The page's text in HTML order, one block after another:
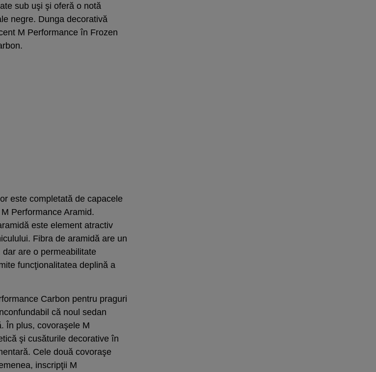
sub uşi şi oferă o notă
negre. Dunga decorativă
M Performance în Frozen
este completată de capacele
Performance Aramid.
este element atractiv
Fibra de aramidă are un
are o permeabilitate
funcţionalitatea deplină a
Carbon pentru praguri
că noul sedan
În plus, covoraşele M
şi cusăturile decorative în
Cele două covoraşe
inscripţii M